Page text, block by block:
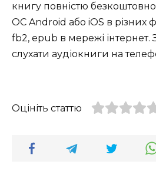
книгу повністю
ОС Android або iOS в різних
fb2, epub в мережі інтернет.
слухати аудіокниги на
Оцініть статтю